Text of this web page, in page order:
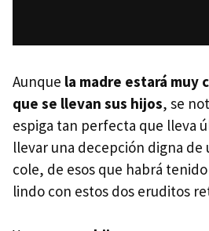
Aunque la madre estará muy
que se llevan sus hijos, se
espiga tan perfecta que lleva
llevar una decepción digna de
cole, de esos que habrá
lindo con estos dos eruditos